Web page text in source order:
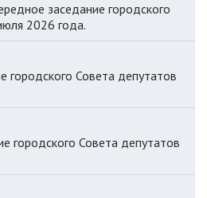
заседание городского
2026 года.
городского Совета депутатов
городского Совета депутатов